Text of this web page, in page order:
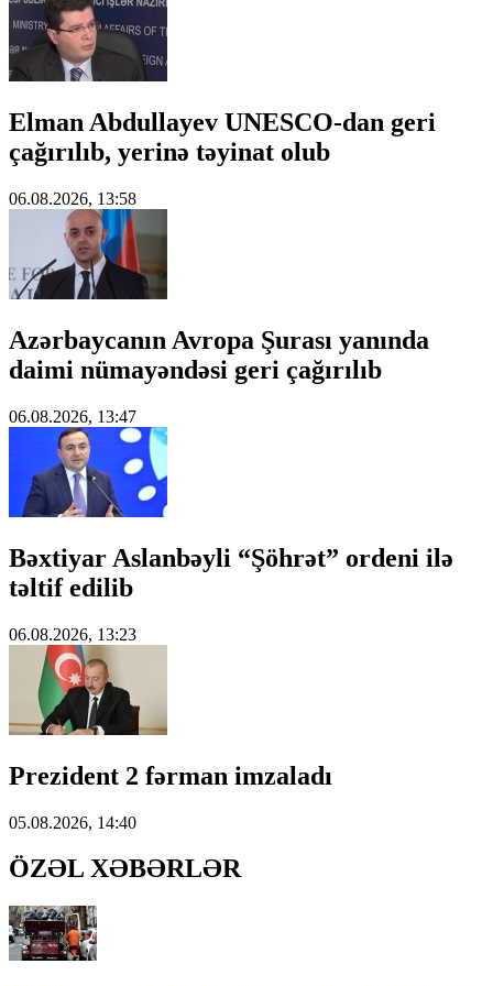
Elman Abdullayev UNESCO-dan geri
çağırılıb, yerinə təyinat olub
06.08.2026, 13:58
Azərbaycanın Avropa Şurası yanında
daimi nümayəndəsi geri çağırılıb
06.08.2026, 13:47
Bəxtiyar Aslanbəyli “Şöhrət” ordeni ilə
təltif edilib
06.08.2026, 13:23
Prezident 2 fərman imzaladı
05.08.2026, 14:40
ÖZƏL XƏBƏRLƏR